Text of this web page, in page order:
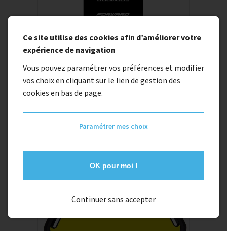
Plaque de cadre FORWARD XL
6,95 €
Ce site utilise des cookies afin d’améliorer votre
expérience de navigation
Vous pouvez paramétrer vos préférences et modifier
vos choix en cliquant sur le lien de gestion des
cookies en bas de page.
Paramétrer mes choix
OK pour moi !
Continuer sans accepter